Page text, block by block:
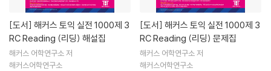
[도서]
RC Reading (리딩) 해설집
해커스 어학연구소 저
해커스어학연구소
[도서]
RC Reading (리딩) 문제집
해커스 어학연구소 저
해커스어학연구소